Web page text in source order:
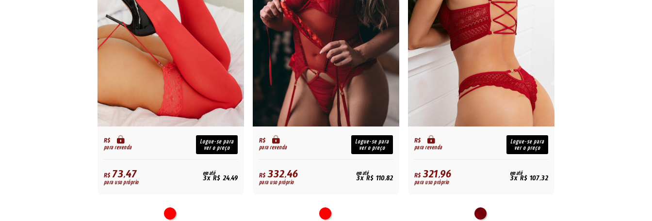
R$
para revenda
Logue-se para
ver o preço
R$73,47
para uso próprio
em até
3x R$ 24,49
R$
para revenda
Logue-se para
ver o preço
R$332,46
para uso próprio
em até
3x R$ 110,82
R$
para revenda
Logue-se para
ver o preço
R$321,96
para uso próprio
em até
3x R$ 107,32